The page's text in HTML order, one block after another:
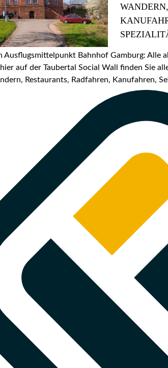
Ausflugsmittelpunkt Bahnhof Gamburg: Alle
auf der Taubertal Social Wall finden Sie
Restaurants, Radfahren, Kanufahren,